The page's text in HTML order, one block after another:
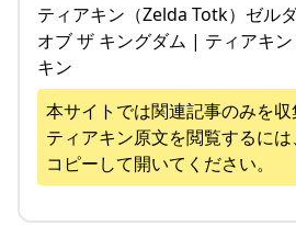
ティアキン（Zelda Totk）ゼル
オブ ザ キングダム | ティアキ
キン
本サイトでは関連記事のみを収
ティアキン原文を閲覧するに
コピーして開いてください。